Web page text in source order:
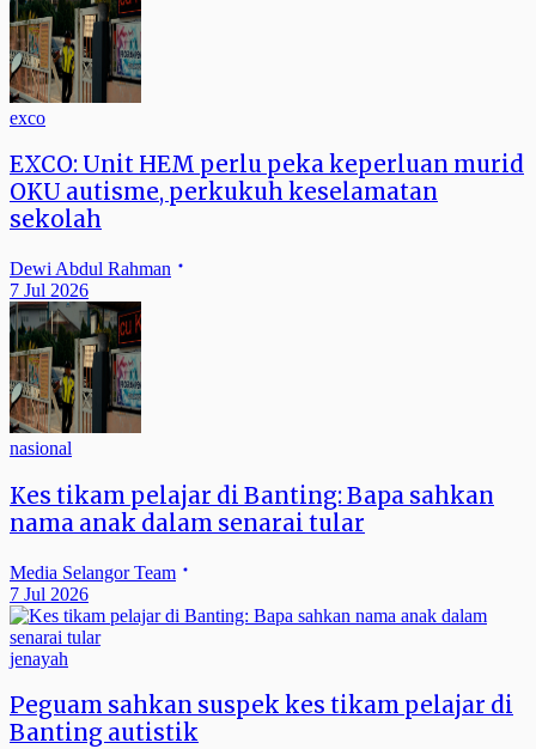
exco
EXCO: Unit HEM perlu peka keperluan murid
OKU autisme, perkukuh keselamatan
sekolah
Dewi Abdul Rahman
7 Jul 2026
nasional
Kes tikam pelajar di Banting: Bapa sahkan
nama anak dalam senarai tular
Media Selangor Team
7 Jul 2026
jenayah
Peguam sahkan suspek kes tikam pelajar di
Banting autistik